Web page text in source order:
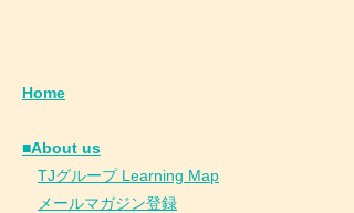
Home
■About us
TJグループ Learning Map
メールマガジン登録